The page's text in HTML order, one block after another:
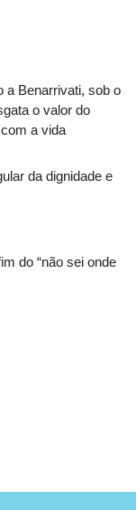
a Benarrivati, sob o
o valor do
a vida
da dignidade e
do “não sei onde